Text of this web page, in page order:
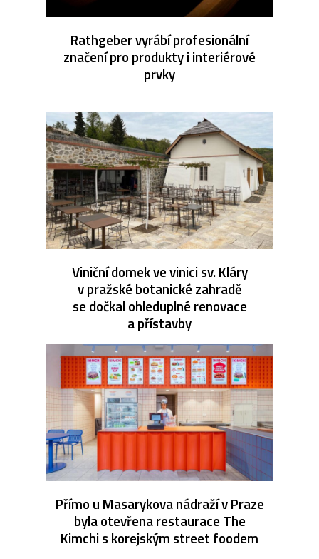
Rathgeber vyrábí profesionální
značení pro produkty i interiérové
prvky
Viniční domek ve vinici sv. Kláry
v pražské botanické zahradě
se dočkal ohleduplné renovace
a přístavby
Přímo u Masarykova nádraží v Praze
byla otevřena restaurace The
Kimchi s korejským street foodem